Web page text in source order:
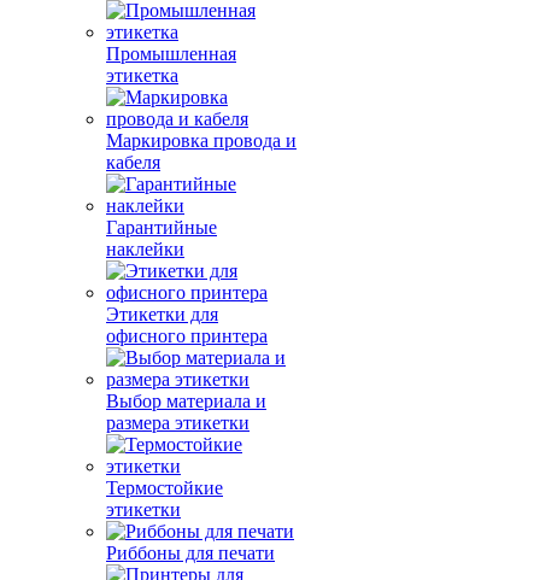
Промышленная
этикетка
Маркировка провода и
кабеля
Гарантийные
наклейки
Этикетки для
офисного принтера
Выбор материала и
размера этикетки
Термостойкие
этикетки
Риббоны для печати